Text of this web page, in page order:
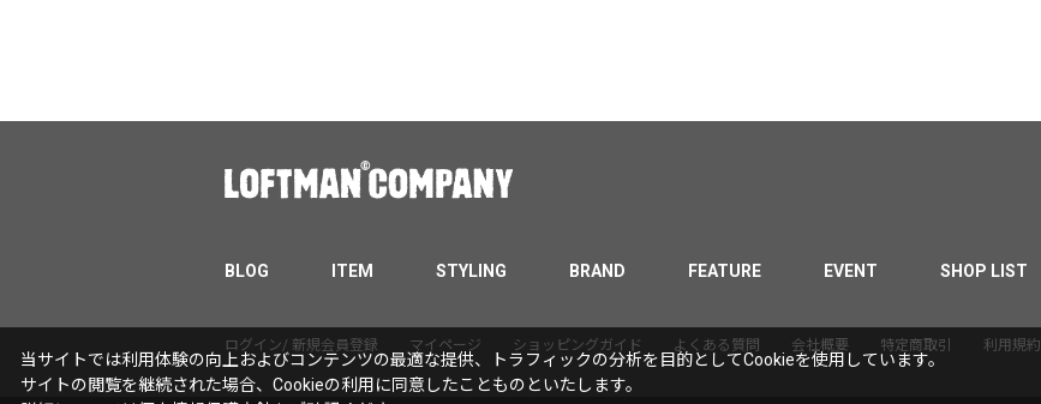
BLOG ITEM STYLING BRAND FEATURE EVENT SHOP LIST
ログイン/ 新規会員登録 マイページ ショッピングガイド よくある質問 会社概要 特定商取引 利用規約
当サイトでは利用体験の向上およびコンテンツの最適な提供、トラフィックの分析を目的としてCookieを使用しています。
サイトの閲覧を継続された場合、Cookieの利用に同意したことものといたします。